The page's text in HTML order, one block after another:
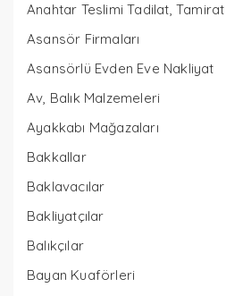
Anahtar Teslimi Tadilat, Tamirat
Asansör Firmaları
Asansörlü Evden Eve Nakliyat
Av, Balık Malzemeleri
Ayakkabı Mağazaları
Bakkallar
Baklavacılar
Bakliyatçılar
Balıkçılar
Bayan Kuaförleri